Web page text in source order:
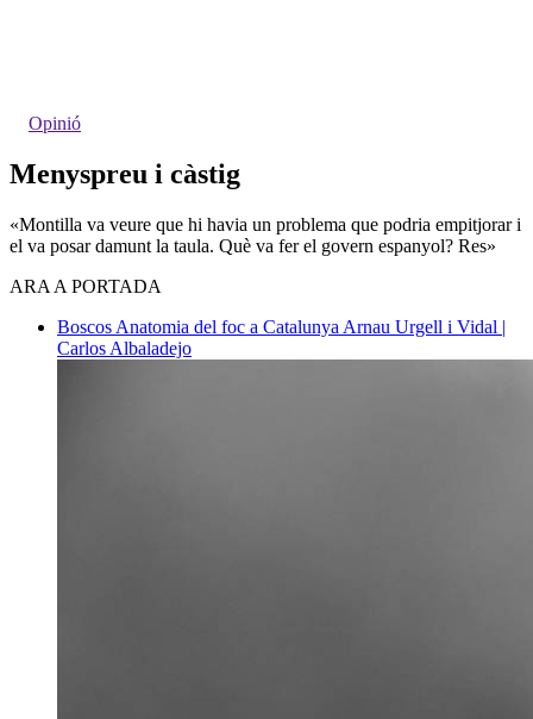
Opinió
​Menyspreu i càstig
«Montilla va veure que hi havia un problema que podria empitjorar i
el va posar damunt la taula. Què va fer el govern espanyol? Res»
ARA A PORTADA
Boscos Anatomia del foc a Catalunya Arnau Urgell i Vidal |
Carlos Albaladejo